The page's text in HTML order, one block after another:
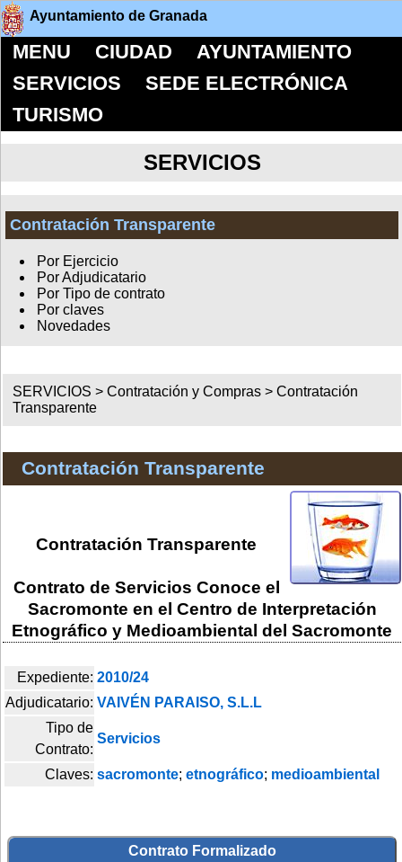
Ayuntamiento de Granada
MENU CIUDAD
AYUNTAMIENTO
SERVICIOS
SEDE ELECTRÓNICA
TURISMO
SERVICIOS
Contratación Transparente
Por Ejercicio
Por Adjudicatario
Por Tipo de contrato
Por claves
Novedades
SERVICIOS >Contratación y Compras >Contratación
Transparente
Contratación Transparente
Contratación Transparente
Contrato de Servicios Conoce el
Sacromonte en el Centro de Interpretación
Etnográfico y Medioambiental del Sacromonte
Expediente: 2010/24
Adjudicatario: VAIVÉN PARAISO, S.L.L
Tipo de
Contrato:
Servicios
Claves: sacromonte; etnográfico; medioambiental
Contrato Formalizado